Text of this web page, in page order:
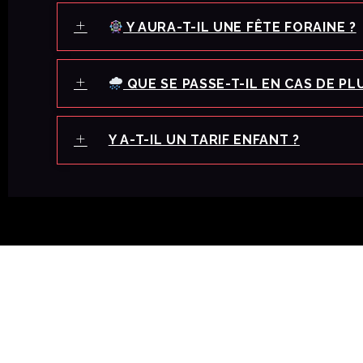
Y AURA-T-IL UNE FÊTE FORAINE ?
QUE SE PASSE-T-IL EN CAS DE
Y A-T-IL UN TARIF ENFANT ?